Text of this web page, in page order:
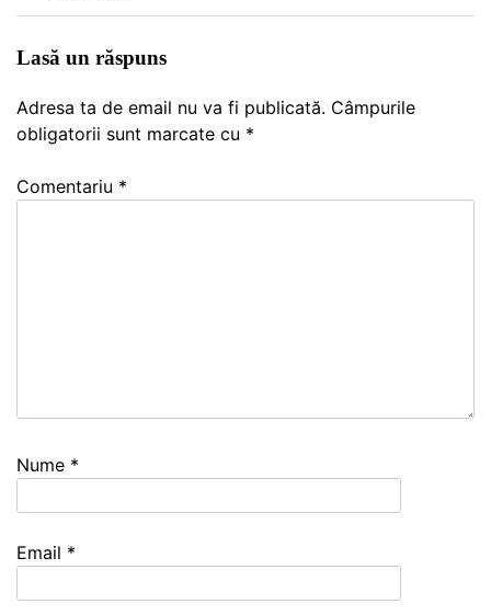
Lasă un răspuns
Adresa ta de email nu va fi publicată. Câmpurile
obligatorii sunt marcate cu *
Comentariu *
Nume *
Email *